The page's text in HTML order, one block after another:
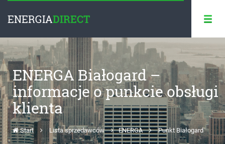
ENERGIADIRECT
ENERGA Białogard –
informacje o punkcie obsługi
klienta
Start Lista sprzedawców ENERGA Punkt Białogard